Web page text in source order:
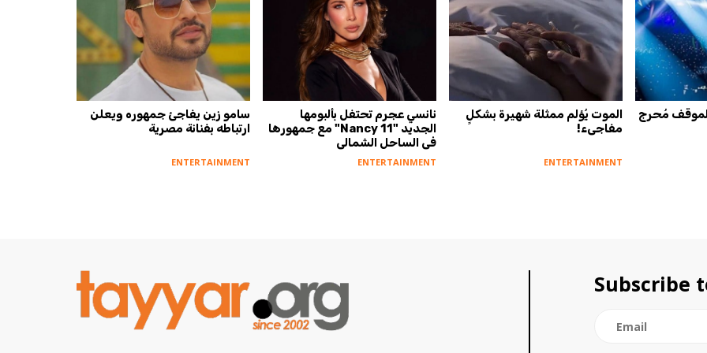
سامو زين يفاجئ جمهوره ويعلن
ارتباطه بفنانة مصرية
ENTERTAINMENT
نانسي عجرم تحتفل بألبومها
الجديد "Nancy 11" مع جمهورها
في الساحل الشمالي
ENTERTAINMENT
الموت يُؤلم ممثلة شهيرة بشكلٍ
مفاجىء!
ENTERTAINMENT
لموقف مُحرج
Subscribe